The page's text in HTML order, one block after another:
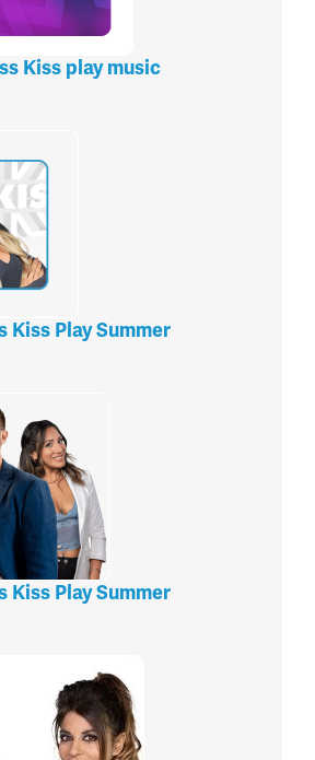
Kiss play music
Kiss Play Summer
Kiss Play Summer